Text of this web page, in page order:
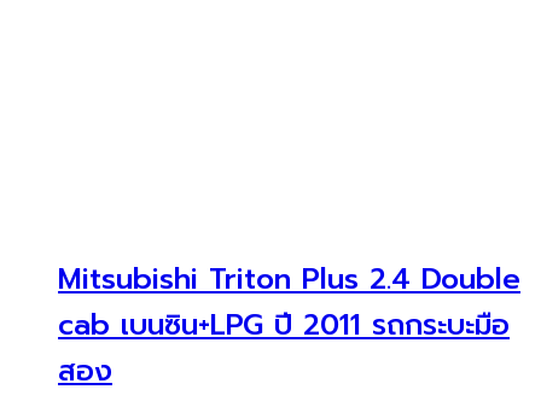
Mitsubishi Triton Plus 2.4 Double
cab เบนซิน+LPG ปี 2011 รถกระบะมือ
สอง